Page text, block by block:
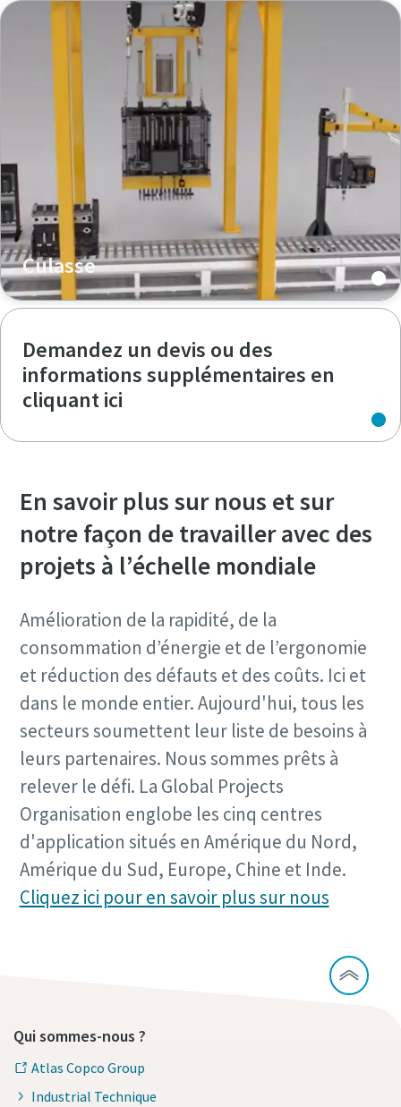
Culasse
Demandez un devis ou des
informations supplémentaires en
cliquant ici
En savoir plus sur nous et sur
notre façon de travailler avec des
projets à l’échelle mondiale
Amélioration de la rapidité, de la
consommation d’énergie et de l’ergonomie
et réduction des défauts et des coûts. Ici et
dans le monde entier. Aujourd'hui, tous les
secteurs soumettent leur liste de besoins à
leurs partenaires. Nous sommes prêts à
relever le défi. La Global Projects
Organisation englobe les cinq centres
d'application situés en Amérique du Nord,
Amérique du Sud, Europe, Chine et Inde.
Cliquez ici pour en savoir plus sur nous
Qui sommes-nous ?
Atlas Copco Group
Industrial Technique